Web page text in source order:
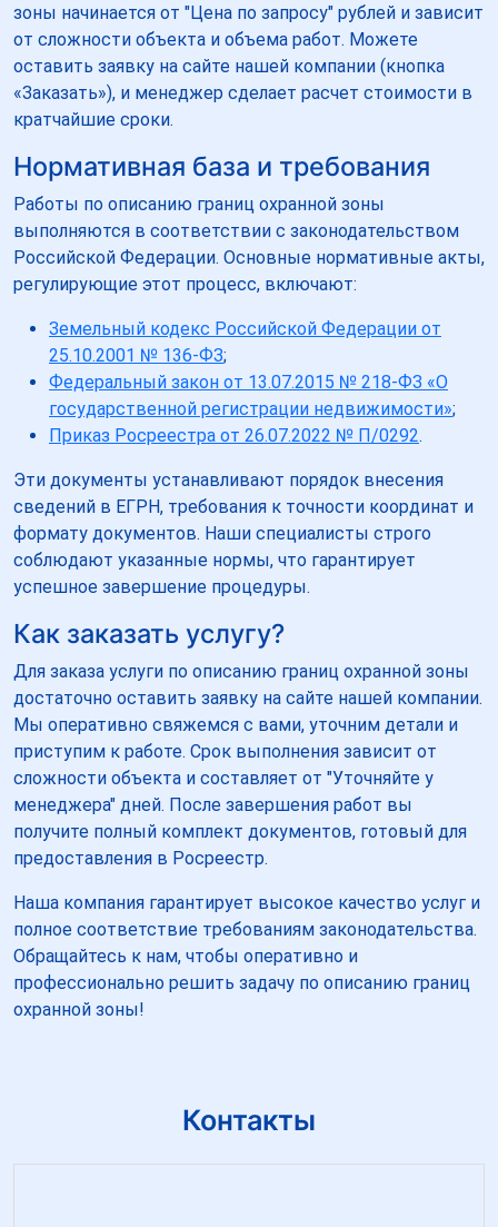
зоны начинается от "Цена по запросу" рублей и зависит
от сложности объекта и объема работ. Можете
оставить заявку на сайте нашей компании (кнопка
«Заказать»), и менеджер сделает расчет стоимости в
кратчайшие сроки.
Нормативная база и требования
Работы по описанию границ охранной зоны
выполняются в соответствии с законодательством
Российской Федерации. Основные нормативные акты,
регулирующие этот процесс, включают:
Земельный кодекс Российской Федерации от
25.10.2001 № 136-ФЗ;
Федеральный закон от 13.07.2015 № 218-ФЗ «О
государственной регистрации недвижимости»;
Приказ Росреестра от 26.07.2022 № П/0292.
Эти документы устанавливают порядок внесения
сведений в ЕГРН, требования к точности координат и
формату документов. Наши специалисты строго
соблюдают указанные нормы, что гарантирует
успешное завершение процедуры.
Как заказать услугу?
Для заказа услуги по описанию границ охранной зоны
достаточно оставить заявку на сайте нашей компании.
Мы оперативно свяжемся с вами, уточним детали и
приступим к работе. Срок выполнения зависит от
сложности объекта и составляет от "Уточняйте у
менеджера" дней. После завершения работ вы
получите полный комплект документов, готовый для
предоставления в Росреестр.
Наша компания гарантирует высокое качество услуг и
полное соответствие требованиям законодательства.
Обращайтесь к нам, чтобы оперативно и
профессионально решить задачу по описанию границ
охранной зоны!
Контакты